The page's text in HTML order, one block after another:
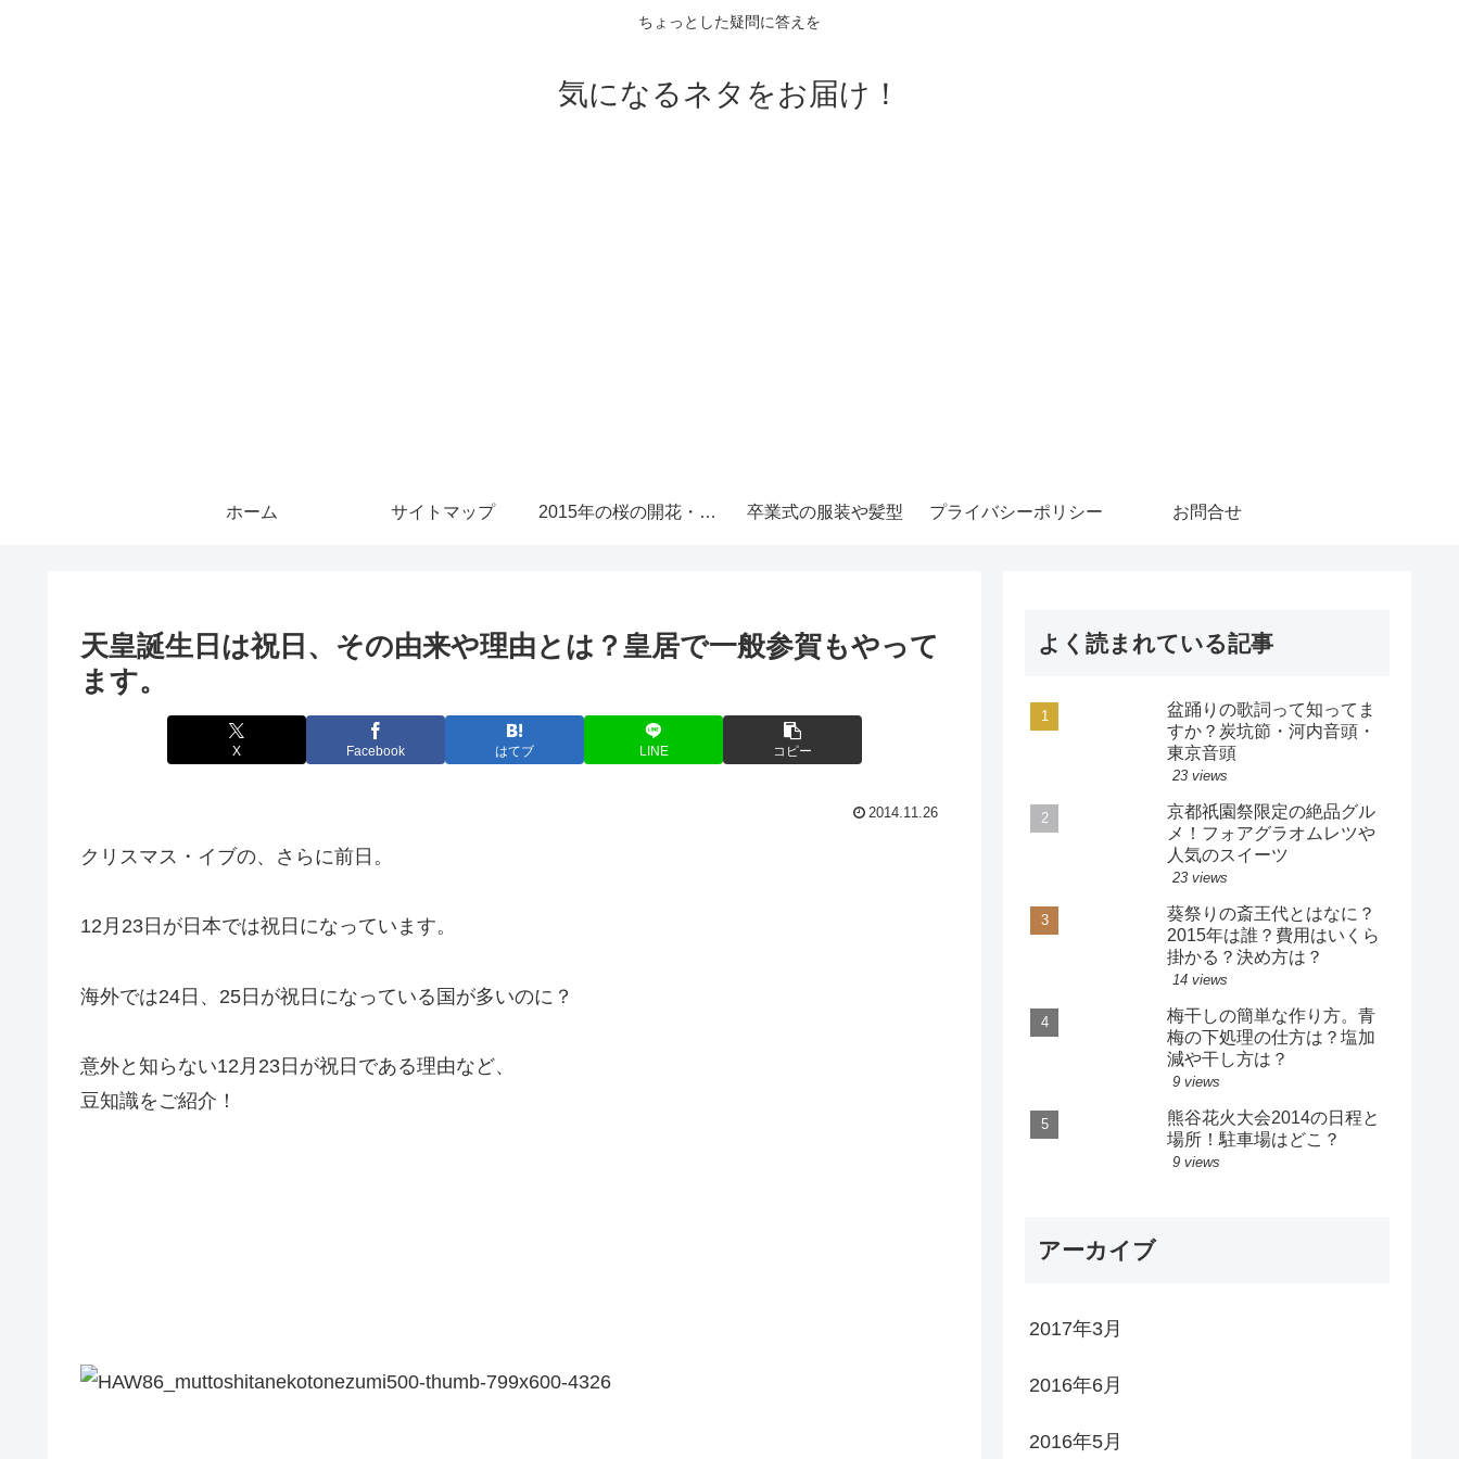
ちょっとした疑問に答えを
気になるネタをお届け！
ホーム サイトマップ 2015年の桜の開花・お花見情報 卒業式の服装や髪型 プライバシーポリシー お問合せ
天皇誕生日は祝日、その由来や理由とは？皇居で一般参賀もやって
ます。
X Facebook はてブ LINE コピー
2014.11.26
クリスマス・イブの、さらに前日。
12月23日が日本では祝日になっています。
海外では24日、25日が祝日になっている国が多いのに？
意外と知らない12月23日が祝日である理由など、
豆知識をご紹介！
よく読まれている記事
盆踊りの歌詞って知ってま
すか？炭坑節・河内音頭・
東京音頭
23 views
京都祇園祭限定の絶品グル
メ！フォアグラオムレツや
人気のスイーツ
23 views
葵祭りの斎王代とはなに？
2015年は誰？費用はいくら
掛かる？決め方は？
14 views
梅干しの簡単な作り方。青
梅の下処理の仕方は？塩加
減や干し方は？
9 views
熊谷花火大会2014の日程と
場所！駐車場はどこ？
9 views
アーカイブ
2017年3月
2016年6月
2016年5月